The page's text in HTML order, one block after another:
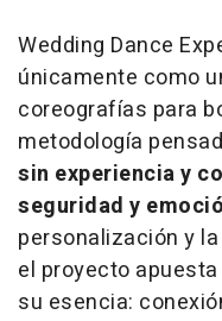
Wedding Dance
únicamente como
coreografías para
metodología
sin experiencia y
seguridad y
personalización y
el proyecto
su esencia: